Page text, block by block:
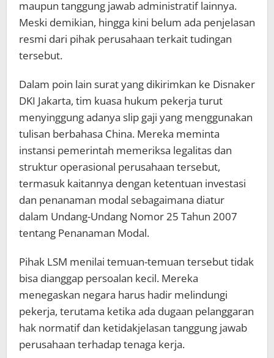
maupun tanggung jawab administratif lainnya.
Meski demikian, hingga kini belum ada penjelasan
resmi dari pihak perusahaan terkait tudingan
tersebut.
Dalam poin lain surat yang dikirimkan ke Disnaker
DKI Jakarta, tim kuasa hukum pekerja turut
menyinggung adanya slip gaji yang menggunakan
tulisan berbahasa China. Mereka meminta
instansi pemerintah memeriksa legalitas dan
struktur operasional perusahaan tersebut,
termasuk kaitannya dengan ketentuan investasi
dan penanaman modal sebagaimana diatur
dalam Undang-Undang Nomor 25 Tahun 2007
tentang Penanaman Modal.
Pihak LSM menilai temuan-temuan tersebut tidak
bisa dianggap persoalan kecil. Mereka
menegaskan negara harus hadir melindungi
pekerja, terutama ketika ada dugaan pelanggaran
hak normatif dan ketidakjelasan tanggung jawab
perusahaan terhadap tenaga kerja.